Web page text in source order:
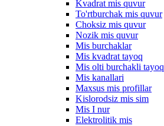
Kvadrat mis quvur
To'rtburchak mis quvur
Choksiz mis quvur
Nozik mis quvur
Mis burchaklar
Mis kvadrat tayoq
Mis olti burchakli tayoq
Mis kanallari
Maxsus mis profillar
Kislorodsiz mis sim
Mis I nur
Elektrolitik mis